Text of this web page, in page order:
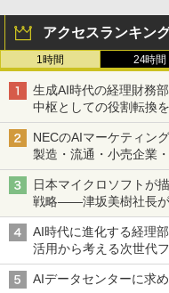
アクセスランキン
1時間 24時間
生成AI時代の経理財務
中枢としての役割転換を
NECのAIマーケティン
製造・流通・小売企業
日本マイクロソフトが
戦略――津坂美樹社長
AI時代に進化する経理
活用から考える次世代
AIデータセンターに求